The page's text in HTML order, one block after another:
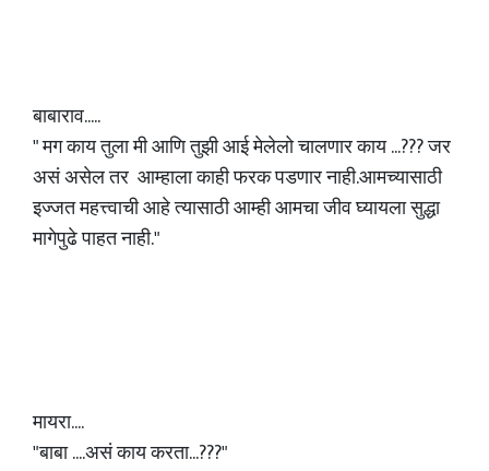
बाबाराव.....
" मग काय तुला मी आणि तुझी आई मेलेलो चालणार काय ...??? जर
असं असेल तर आम्हाला काही फरक पडणार नाही.आमच्यासाठी
इज्जत महत्त्वाची आहे त्यासाठी आम्ही आमचा जीव घ्यायला सुद्धा
मागेपुढे पाहत नाही."
मायरा....
"बाबा ....असं काय करता...???"